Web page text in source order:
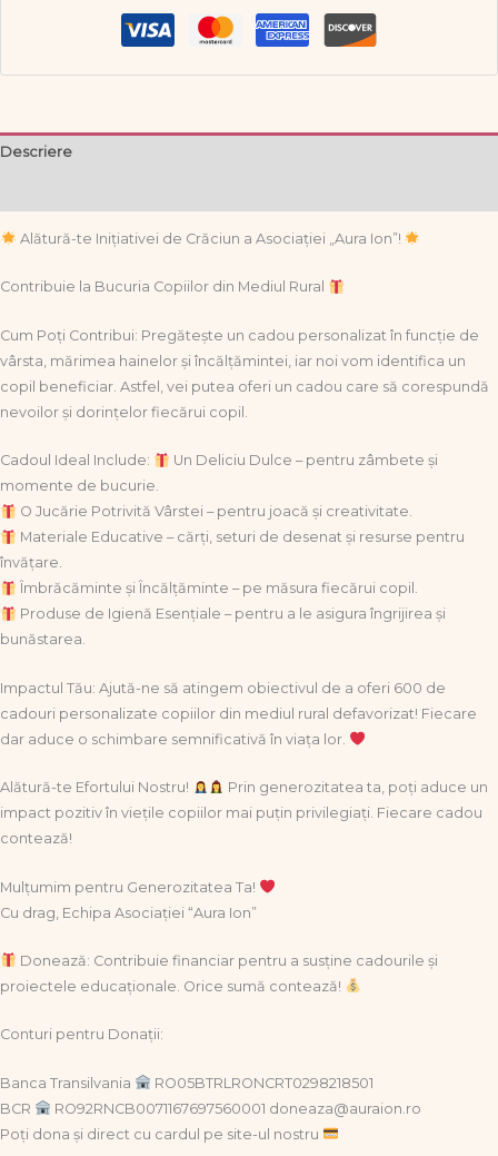
Descriere
Alătură-te Inițiativei de Crăciun a Asociației „Aura Ion”!
Contribuie la Bucuria Copiilor din Mediul Rural
Cum Poți Contribui: Pregătește un cadou personalizat în funcție de
vârsta, mărimea hainelor și încălțămintei, iar noi vom identifica un
copil beneficiar. Astfel, vei putea oferi un cadou care să corespundă
nevoilor și dorințelor fiecărui copil.
Cadoul Ideal Include:
Un Deliciu Dulce – pentru zâmbete și
momente de bucurie.
O Jucărie Potrivită Vârstei – pentru joacă și creativitate.
Materiale Educative – cărți, seturi de desenat și resurse pentru
învățare.
Îmbrăcăminte și Încălțăminte – pe măsura fiecărui copil.
Produse de Igienă Esențiale – pentru a le asigura îngrijirea și
bunăstarea.
Impactul Tău: Ajută-ne să atingem obiectivul de a oferi 600 de
cadouri personalizate copiilor din mediul rural defavorizat! Fiecare
dar aduce o schimbare semnificativă în viața lor.
Alătură-te Efortului Nostru!
Prin generozitatea ta, poți aduce un
impact pozitiv în viețile copiilor mai puțin privilegiați. Fiecare cadou
contează!
Mulțumim pentru Generozitatea Ta!
Cu drag, Echipa Asociației “Aura Ion”
Donează: Contribuie financiar pentru a susține cadourile și
proiectele educaționale. Orice sumă contează!
Conturi pentru Donații:
Banca Transilvania
RO05BTRLRONCRT0298218501
BCR
RO92RNCB0071167697560001 doneaza@auraion.ro
Poți dona și direct cu cardul pe site-ul nostru